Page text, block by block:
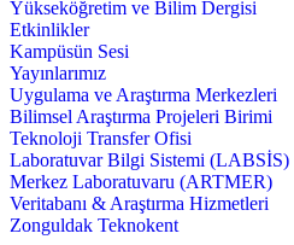
Yükseköğretim ve Bilim Dergisi
Etkinlikler
Kampüsün Sesi
Yayınlarımız
Uygulama ve Araştırma Merkezleri
Bilimsel Araştırma Projeleri Birimi
Teknoloji Transfer Ofisi
Laboratuvar Bilgi Sistemi (LABSİS)
Merkez Laboratuvaru (ARTMER)
Veritabanı & Araştırma Hizmetleri
Zonguldak Teknokent